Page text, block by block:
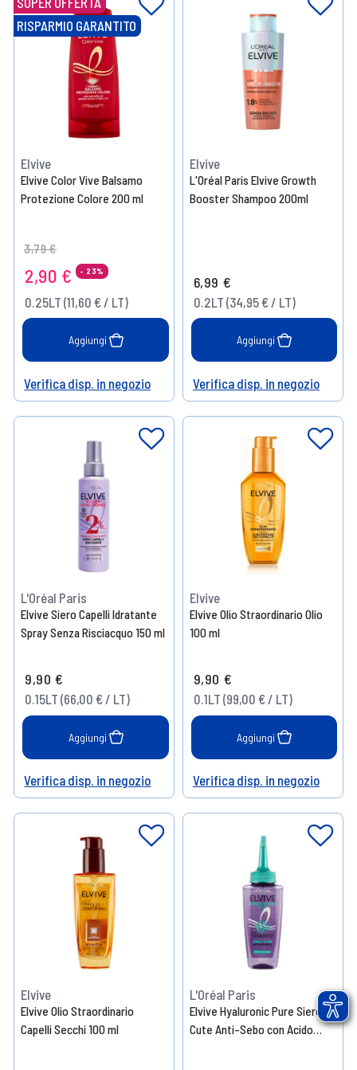
RISPARMIO GARANTITO
Elvive
Elvive Color Vive Balsamo
Protezione Colore 200 ml
Price reduced from
3,79 €to
2,90 € - 23%
0.25LT (11,60 € / LT)
Aggiungi
Help
Verifica disp. in negozio
Elvive
L'Oréal Paris Elvive Growth
Booster Shampoo 200ml
6,99 €
0.2LT (34,95 € / LT)
Aggiungi
Help
Verifica disp. in negozio
L'Oréal Paris
Elvive Siero Capelli Idratante
Spray Senza Risciacquo 150 ml
9,90 €
0.15LT (66,00 € / LT)
Aggiungi
Help
Verifica disp. in negozio
Elvive
Elvive Olio Straordinario Olio
100 ml
9,90 €
0.1LT (99,00 € / LT)
Aggiungi
Help
Verifica disp. in negozio
Elvive
Elvive Olio Straordinario
Capelli Secchi 100 ml
L'Oréal Paris
Elvive Hyaluronic Pure Siero
Cute Anti-Sebo con Acido